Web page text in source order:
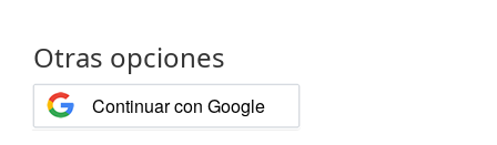
Otras opciones
Continuar con Google